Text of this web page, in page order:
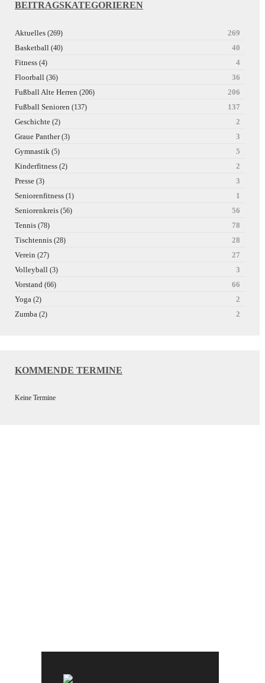
BEITRAGSKATEGORIEREN
Aktuelles (269)
269
Basketball (40)
40
Fitness (4)
4
Floorball (36)
36
Fußball Alte Herren (206)
206
Fußball Senioren (137)
137
Geschichte (2)
2
Graue Panther(3)
3
Gymnastik (5)
5
Kinderfitness (2)
2
Presse (3)
3
Seniorenfitness (1)
1
Seniorenkreis (56)
56
Tennis (78)
78
Tischtennis (28)
28
Verein (27)
27
Volleyball (3)
3
Vorstand (66)
66
Yoga (2)
2
Zumba (2) 2
KOMMENDE TERMINE
Keine Termine